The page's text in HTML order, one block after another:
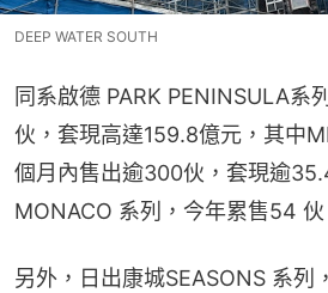
DEEP WATER SOUTH
同系啟德 PARK PENINSULA系
伙，套現高達159.8億元，其中
個月內售出逾300伙，套現逾
MONACO 系列，今年累售54 伙
另外，日出康城SEASONS 系列